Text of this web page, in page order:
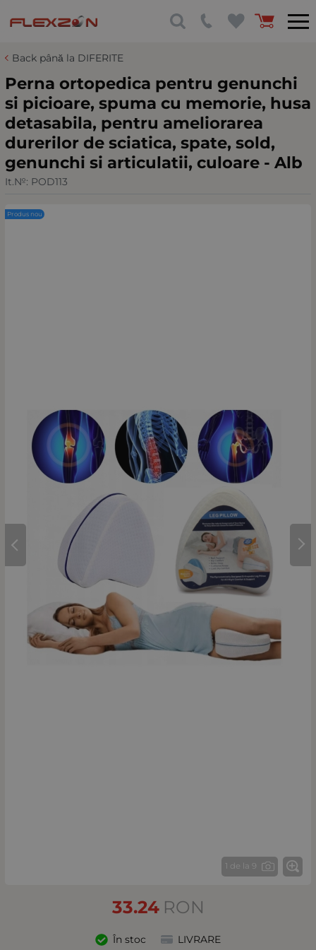
Back până la DIFERITE
Perna ortopedica pentru genunchi
si picioare, spuma cu memorie, husa
detasabila, pentru ameliorarea
durerilor de sciatica, spate, sold,
genunchi si articulatii, culoare - Alb
It.№: POD113
1 de la 9
Produs nou
33.24 RON
În stoc LIVRARE